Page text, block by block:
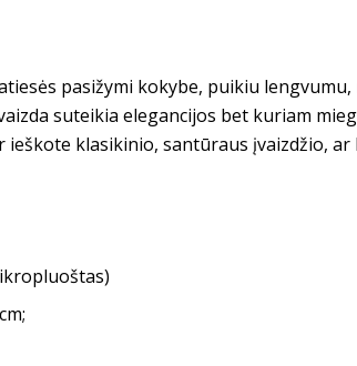
pasižymi kokybe, puikiu
suteikia elegancijos bet kuriam
ieškote klasikinio, santūraus įvaizdžio,